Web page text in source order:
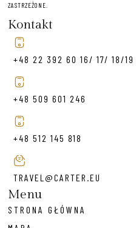
ZASTRZEŻONE.
Kontakt
+48 22 392 60 16/ 17/ 18/19
+48 509 601 246
+48 512 145 818
TRAVEL@CARTER.EU
Menu
STRONA GŁÓWNA